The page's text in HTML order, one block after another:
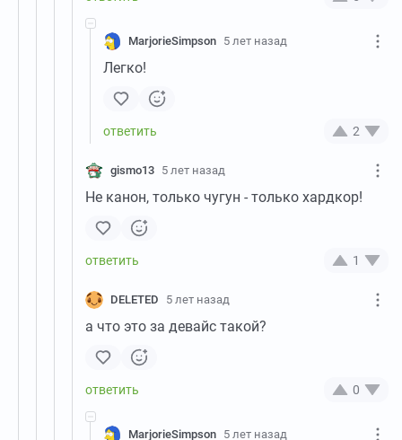
MarjorieSimpson 5 лет назад
Легко!
2
gismo13 5 лет назад
Не канон, только чугун - только хардкор!
1
DELETED 5 лет назад
а что это за девайс такой?
0
MarjorieSimpson 5 лет назад